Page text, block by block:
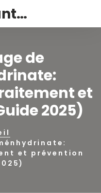
Karting de la Santé – Montalivet
de
et
2025)
et prévention